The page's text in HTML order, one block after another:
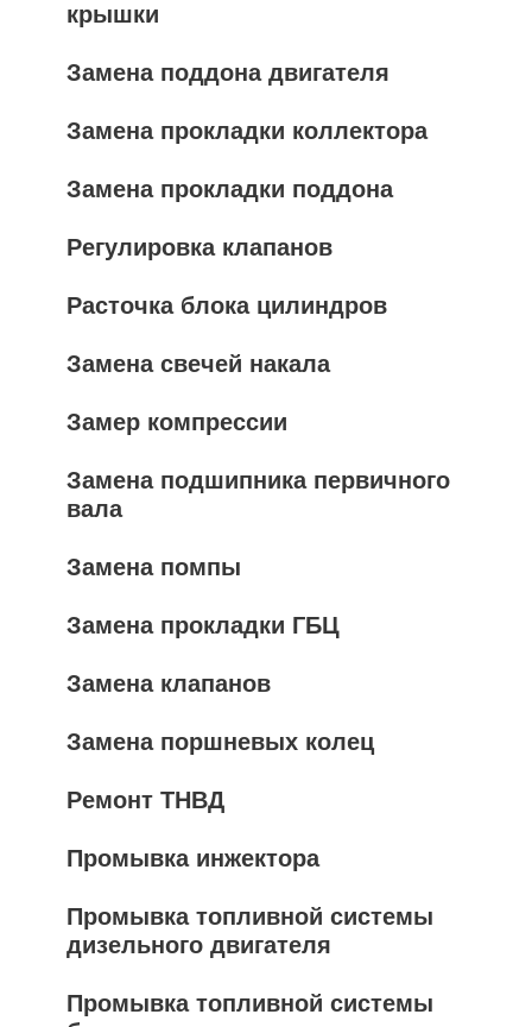
крышки
Замена поддона двигателя
Замена прокладки коллектора
Замена прокладки поддона
Регулировка клапанов
Расточка блока цилиндров
Замена свечей накала
Замер компрессии
Замена подшипника первичного
вала
Замена помпы
Замена прокладки ГБЦ
Замена клапанов
Замена поршневых колец
Ремонт ТНВД
Промывка инжектора
Промывка топливной системы
дизельного двигателя
Промывка топливной системы